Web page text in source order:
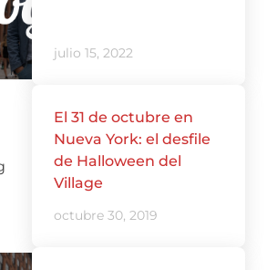
julio 15, 2022
El 31 de octubre en
Nueva York: el desfile
de Halloween del
Village
octubre 30, 2019